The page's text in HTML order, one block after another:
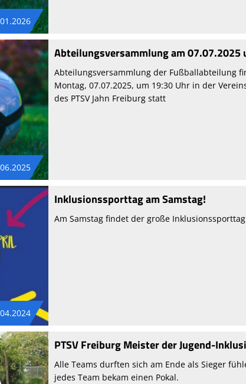
Abteilungsversammlung am 07.07.2025
Abteilungsversammlung der Fußballabteilung
Montag, 07.07.2025, um 19:30 Uhr in der
des PTSV Jahn Freiburg statt
Inklusionssporttag am Samstag!
Am Samstag findet der große
PTSV Freiburg Meister der Jugend-
Alle Teams durften sich am Ende als Sieger
jedes Team bekam einen Pokal.